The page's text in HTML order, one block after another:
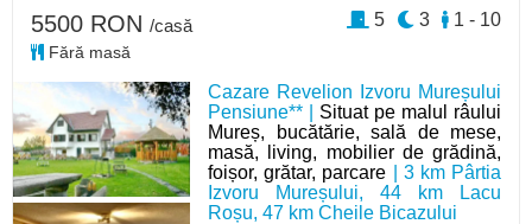
Cazare Revelion Izvoru Mureșului
Pensiune** | Situat pe malul râului
Mureș, bucătărie, sală de mese,
masă, living, mobilier de grădină,
foișor, grătar, parcare | 3 km Pârtia
Izvoru Mureșului, 44 km Lacu
Roșu, 47 km Cheile Bicazului
5500 RON /casă
Fără masă
1 - 10
3
5